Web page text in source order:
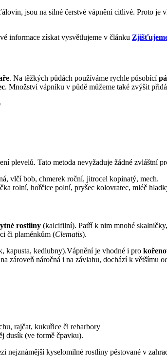
jsou na silné čerstvé vápnění citlivé. Proto je
informace získat vysvětlujeme v článku
. Na těžkých půdách používáme rychle působící
. Množství vápníku v půdě můžeme také zvýšit
plevelů. Tato metoda nevyžaduje žádné zvláštní
vlčí bob, chmerek roční, jitrocel kopinatý, mech.
rolní, hořčice polní, pryšec kolovratec, mléč
rostliny (kalcifilní). Patří k nim mnohé
či plaménkům (Clematis).
kapusta, kedlubny).Vápnění je vhodné i pro
zároveň náročná i na závlahu, dochází k
rajčat, kukuřice či rebarbory
dusík (ve formě čpavku).
nejznámější kyselomilné rostliny pěstované v